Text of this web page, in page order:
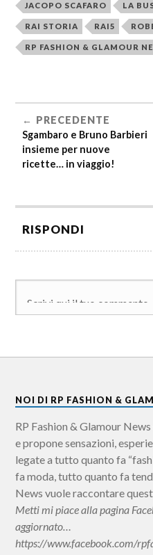
JACOPO SCAFARO LA
RAI STORIA RAI5
RP FASHION & GLAMOUR
PRECEDENTE
Sgambaro e Bruno Barbieri
insieme per nuove
ricette… in viaggio!
RISPONDI
NOI DI RP FASHION &
RP Fashion & Glamour
e propone sensazioni,
legate a tutto quanto fa
fa moda, tutto quanto fa
News vuole raccontare
Metti mi piace alla pagina
aggiornato…
https://www.facebook.com/